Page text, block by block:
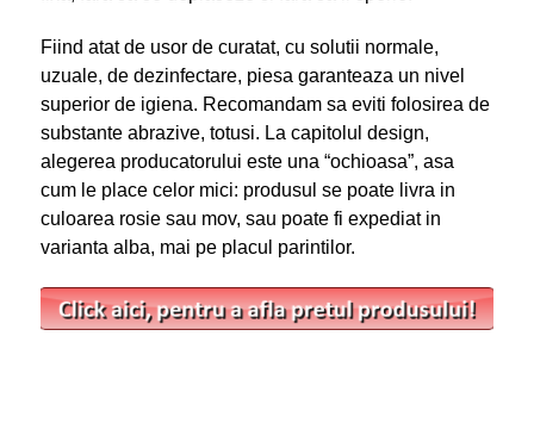
Fiind atat de usor de curatat, cu solutii normale,
uzuale, de dezinfectare, piesa garanteaza un nivel
superior de igiena. Recomandam sa eviti folosirea de
substante abrazive, totusi. La capitolul design,
alegerea producatorului este una “ochioasa”, asa
cum le place celor mici: produsul se poate livra in
culoarea rosie sau mov, sau poate fi expediat in
varianta alba, mai pe placul parintilor.